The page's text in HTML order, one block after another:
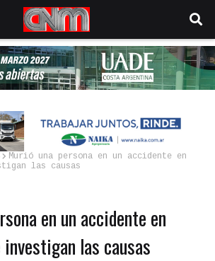
Murió una persona en un accidente en
las causas
en un accidente en
investigan las causas